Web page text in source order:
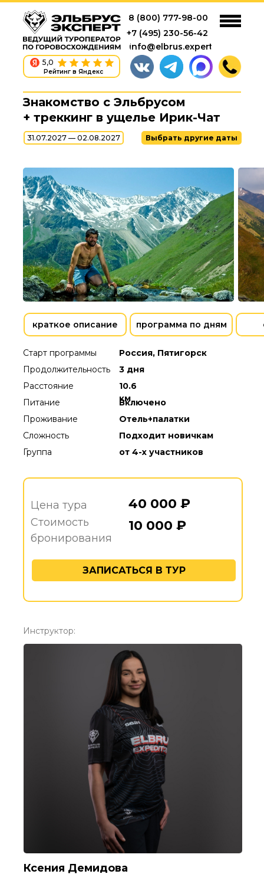
info@elbrus.expert
+7 (495) 230-56-42
8 (800) 777-98-00
5,0
Рейтинг в Яндекс
Знакомство с Эльбрусом
+ треккинг в ущелье Ирик-Чат
31.07.2027 — 02.08.2027 Выбрать другие даты
программа по дням
краткое описание
от 4-х участников
Группа
Подходит новичкам
Сложность
10.6
км
Расстояние
3 дня
Продолжительность
Старт программы
Питание
Проживание
Россия, Пятигорск
Включено
Отель+палатки
Цена тура
10 000 ₽
40 000 ₽
Стоимость
бронирования
ЗАПИСАТЬСЯ В ТУР
Инструктор:
Ксения Демидова